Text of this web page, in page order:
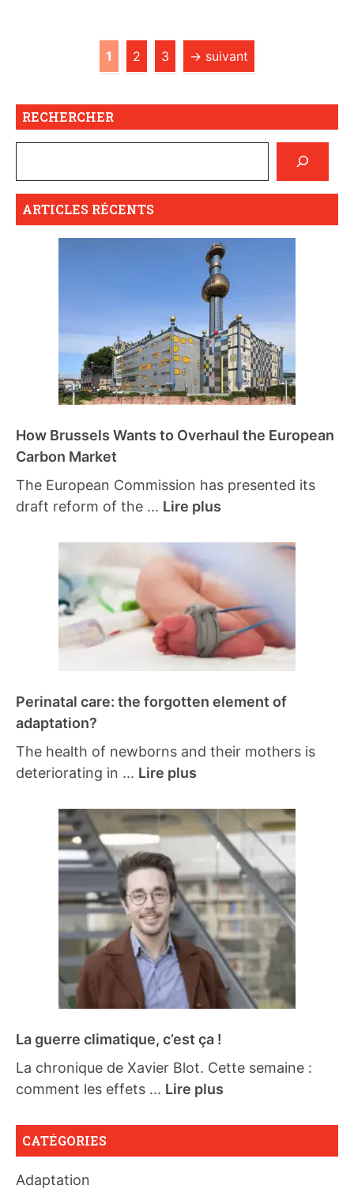
Page
1 Page
2 Page
3 → suivant
RECHERCHER
ARTICLES RÉCENTS
How Brussels Wants to Overhaul the European
Carbon Market
The European Commission has presented its
draft reform of the ... Lire plus
Perinatal care: the forgotten element of
adaptation?
The health of newborns and their mothers is
deteriorating in ... Lire plus
La guerre climatique, c’est ça !
La chronique de Xavier Blot. Cette semaine :
comment les effets ... Lire plus
CATÉGORIES
Adaptation